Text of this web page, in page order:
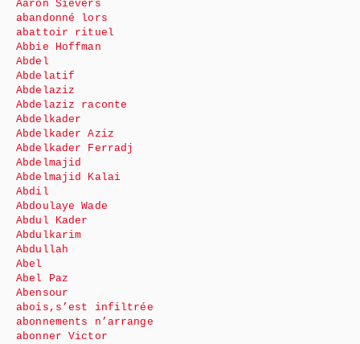
Aaron Sievers
abandonné lors
abattoir rituel
Abbie Hoffman
Abdel
Abdelatif
Abdelaziz
Abdelaziz raconte
Abdelkader
Abdelkader Aziz
Abdelkader Ferradj
Abdelmajid
Abdelmajid Kalai
Abdil
Abdoulaye Wade
Abdul Kader
Abdulkarim
Abdullah
Abel
Abel Paz
Abensour
abois,s’est infiltrée
abonnements n’arrange
abonner Victor